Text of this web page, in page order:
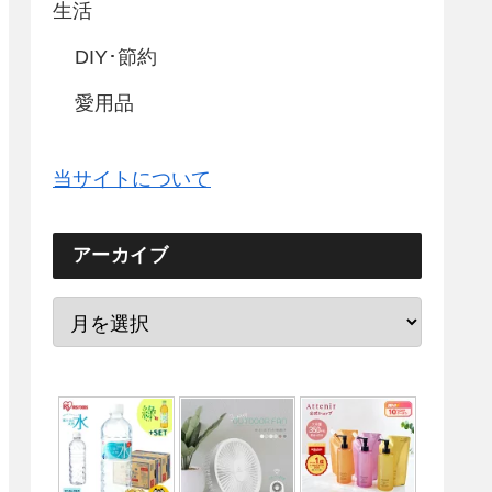
生活
DIY･節約
愛用品
当サイトについて
アーカイブ